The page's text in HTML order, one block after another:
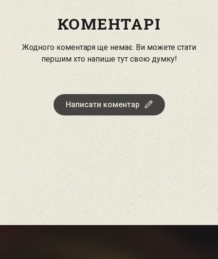
КОМЕНТАРІ
Жодного коментаря ще немає. Ви можете стати
першим хто напише тут свою думку!
Написати коментар